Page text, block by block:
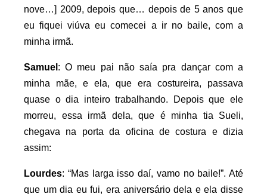
nove…] 2009, depois que… depois de 5 anos que
eu fiquei viúva eu comecei a ir no baile, com a
minha irmã.
Samuel : O meu pai não saía pra dançar com a
minha mãe, e ela, que era costureira, passava
quase o dia inteiro trabalhando. Depois que ele
morreu, essa irmã dela, que é minha tia Sueli,
chegava na porta da oficina de costura e dizia
assim:
Lourdes: “Mas larga isso daí, vamo no baile!”. Até
que um dia eu fui, era aniversário dela e ela disse